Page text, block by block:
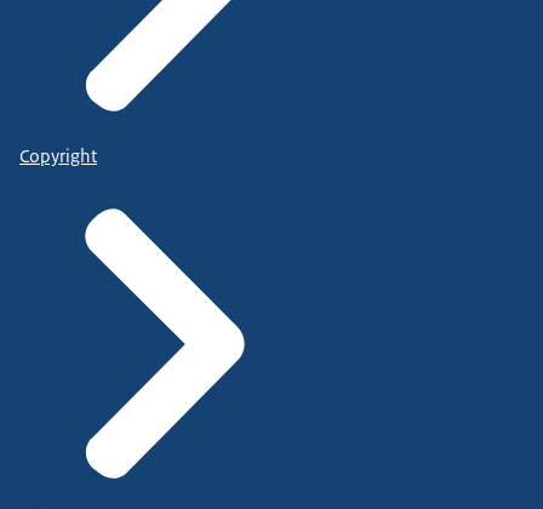
Copyright